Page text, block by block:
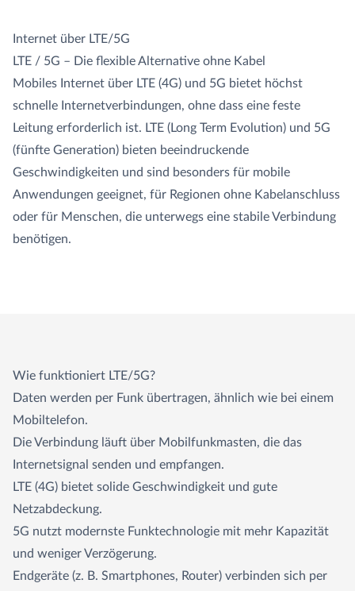
Internet über LTE/5G
LTE / 5G – Die flexible Alternative ohne Kabel
Mobiles Internet über LTE (4G) und 5G bietet höchst
schnelle Internetverbindungen, ohne dass eine feste
Leitung erforderlich ist. LTE (Long Term Evolution) und 5G
(fünfte Generation) bieten beeindruckende
Geschwindigkeiten und sind besonders für mobile
Anwendungen geeignet, für Regionen ohne Kabelanschluss
oder für Menschen, die unterwegs eine stabile Verbindung
benötigen.
Wie funktioniert LTE/5G?
Daten werden per Funk übertragen, ähnlich wie bei einem
Mobiltelefon.
Die Verbindung läuft über Mobilfunkmasten, die das
Internetsignal senden und empfangen.
LTE (4G) bietet solide Geschwindigkeit und gute
Netzabdeckung.
5G nutzt modernste Funktechnologie mit mehr Kapazität
und weniger Verzögerung.
Endgeräte (z. B. Smartphones, Router) verbinden sich per